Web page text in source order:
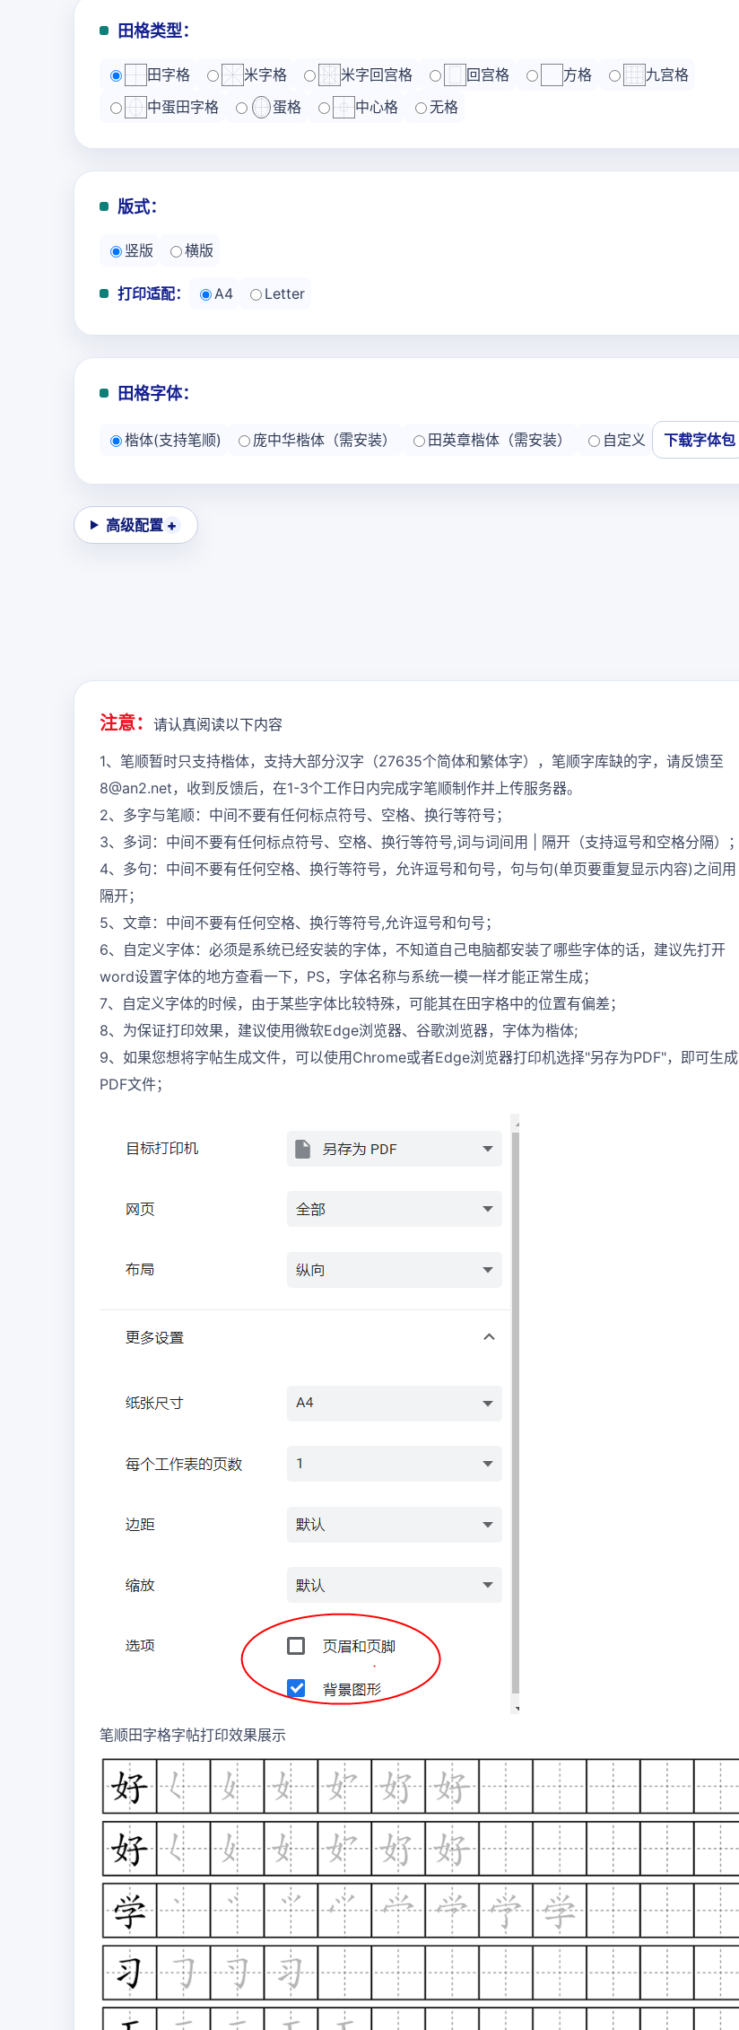
田格类型：
田字格 米字格 米字回宫格 回宫格 方格
九宫格
中蛋田字格
蛋格 中心格 无格
版式：
竖版 横版
打印适配： A4 Letter
田格字体：
楷体(支持笔顺) 庞中华楷体（需安装） 田英章楷体（需安装） 自定义 下载字体包
高级配置
注意： 请认真阅读以下内容
1、笔顺暂时只支持楷体，支持大部分汉字（27635个简体和繁体字），笔顺字库缺的字，请反馈至
8@an2.net，收到反馈后，在1-3个工作日内完成字笔顺制作并上传服务器。
2、多字与笔顺：中间不要有任何标点符号、空格、换行等符号；
3、多词：中间不要有任何标点符号、空格、换行等符号,词与词间用 | 隔开（支持逗号和空格分隔）；
4、多句：中间不要有任何空格、换行等符号，允许逗号和句号，句与句(单页要重复显示内容)之间用 |
隔开；
5、文章：中间不要有任何空格、换行等符号,允许逗号和句号；
6、自定义字体：必须是系统已经安装的字体，不知道自己电脑都安装了哪些字体的话，建议先打开
word设置字体的地方查看一下，PS，字体名称与系统一模一样才能正常生成；
7、自定义字体的时候，由于某些字体比较特殊，可能其在田字格中的位置有偏差；
8、为保证打印效果，建议使用微软Edge浏览器、谷歌浏览器，字体为楷体;
9、如果您想将字帖生成文件，可以使用Chrome或者Edge浏览器打印机选择"另存为PDF"，即可生成
PDF文件；
笔顺田字格字帖打印效果展示